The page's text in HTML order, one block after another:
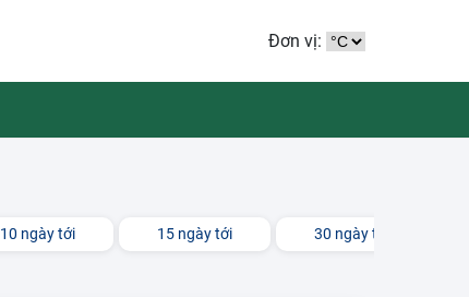
Đơn vị:
10 ngày tới 15 ngày tới 30 ngày tới